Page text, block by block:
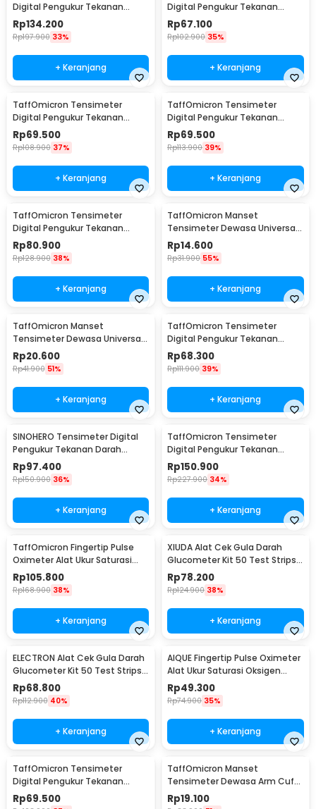
Digital Pengukur Tekanan
Darah Wrist Monitor Bahasa
Indonesia - RZ-204
Rp134.200
Rp197.900 33%
+ Keranjang
Digital Pengukur Tekanan
Darah Dual Power - BW-3205
Rp67.100
Rp102.900 35%
+ Keranjang
TaffOmicron Tensimeter
Digital Pengukur Tekanan
Darah English Voice - A01
Rp69.500
Rp108.900 37%
+ Keranjang
TaffOmicron Tensimeter
Digital Pengukur Tekanan
Darah Dual Power without
Voice - BW-750
Rp69.500
Rp113.900 39%
+ Keranjang
TaffOmicron Tensimeter
Digital Pengukur Tekanan
Darah Dual Power with Voice -
BW-750
Rp80.900
Rp128.900 38%
+ Keranjang
TaffOmicron Manset
Tensimeter Dewasa Universal
Arm Cuff Replacement 22-
32cm - B02
Rp14.600
Rp31.900 55%
+ Keranjang
TaffOmicron Manset
Tensimeter Dewasa Universal
Arm Cuff Replacement 22-
48cm - B02
Rp20.600
Rp41.900 51%
+ Keranjang
TaffOmicron Tensimeter
Digital Pengukur Tekanan
Darah Indonesia Voice - BW-
3205
Rp68.300
Rp111.900 39%
+ Keranjang
SINOHERO Tensimeter Digital
Pengukur Tekanan Darah
English Voice - GK102
Rp97.400
Rp150.900 36%
+ Keranjang
TaffOmicron Tensimeter
Digital Pengukur Tekanan
Darah Wrist Monitor - YK-BPW1
Rp150.900
Rp227.900 34%
+ Keranjang
TaffOmicron Fingertip Pulse
Oximeter Alat Ukur Saturasi
Oksigen Darah - YK-80B
Rp105.800
Rp168.900 38%
+ Keranjang
XIUDA Alat Cek Gula Darah
Glucometer Kit 50 Test Strips -
G058
Rp78.200
Rp124.900 38%
+ Keranjang
ELECTRON Alat Cek Gula Darah
Glucometer Kit 50 Test Strips -
HH-XT520
Rp68.800
Rp112.900 40%
+ Keranjang
AIQUE Fingertip Pulse Oximeter
Alat Ukur Saturasi Oksigen
Darah - TY-05
Rp49.300
Rp74.900 35%
+ Keranjang
TaffOmicron Tensimeter
Digital Pengukur Tekanan
Darah Indonesia Voice - A01
Rp69.500
TaffOmicron Manset
Tensimeter Dewasa Arm Cuff
Replacement 17-22cm - BX17
Rp19.100